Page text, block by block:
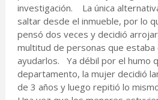
investigación. La única
saltar desde el inmueble, por lo
pensó dos veces y decidió
multitud de personas que estaba
ayudarlos. Ya débil por el humo
departamento, la mujer decidió
de 3 años y luego repitió lo